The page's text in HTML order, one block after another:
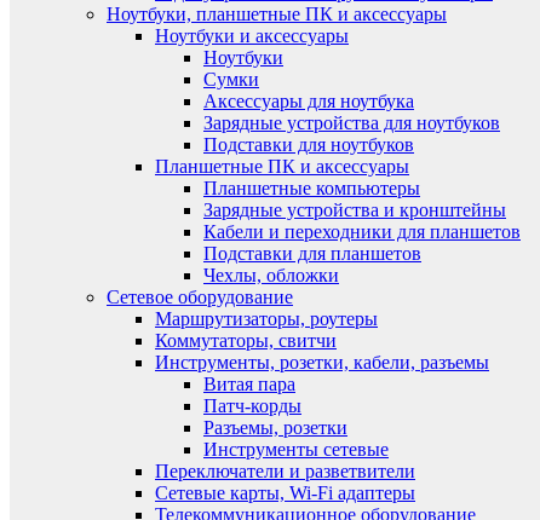
Ноутбуки, планшетные ПК и аксессуары
Ноутбуки и аксессуары
Ноутбуки
Сумки
Аксессуары для ноутбука
Зарядные устройства для ноутбуков
Подставки для ноутбуков
Планшетные ПК и аксессуары
Планшетные компьютеры
Зарядные устройства и кронштейны
Кабели и переходники для планшетов
Подставки для планшетов
Чехлы, обложки
Сетевое оборудование
Маршрутизаторы, роутеры
Коммутаторы, свитчи
Инструменты, розетки, кабели, разъемы
Витая пара
Патч-корды
Разъемы, розетки
Инструменты сетевые
Переключатели и разветвители
Сетевые карты, Wi-Fi адаптеры
Телекоммуникационное оборудование